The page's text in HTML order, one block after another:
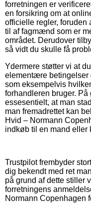
forretningen er
en forsikring om at
officielle regler, foruden
til af fagmænd som er
området. Derudover
så vidt du skulle få
Ydermere støtter vi at
elementære betingelser
som eksempelvis
forhandleren bruger.
essesentielt, at man
man fremadrettet kan
Hvid – Normann
indkøb til en mand eller
Trustpilot frembyder
dig bekendt med ret
på grund af dette stiller
forretningens
Normann Copenhagen